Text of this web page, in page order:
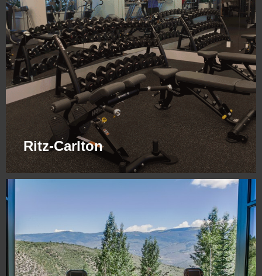
Ritz-Carlton